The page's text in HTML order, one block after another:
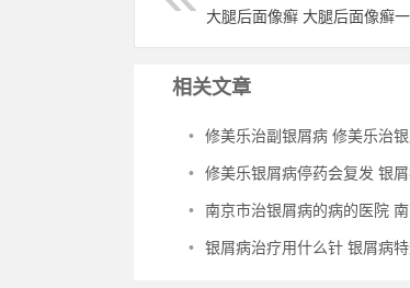
大腿后面像癣 大腿后面像癣
相关文章
• 修美乐治副银屑病 修美乐治
• 修美乐银屑病停药会复发 银屑病
• 南京市治银屑病的病的医院 南京市
• 银屑病治疗用什么针 银屑病